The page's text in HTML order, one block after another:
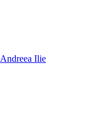
Andreea Ilie